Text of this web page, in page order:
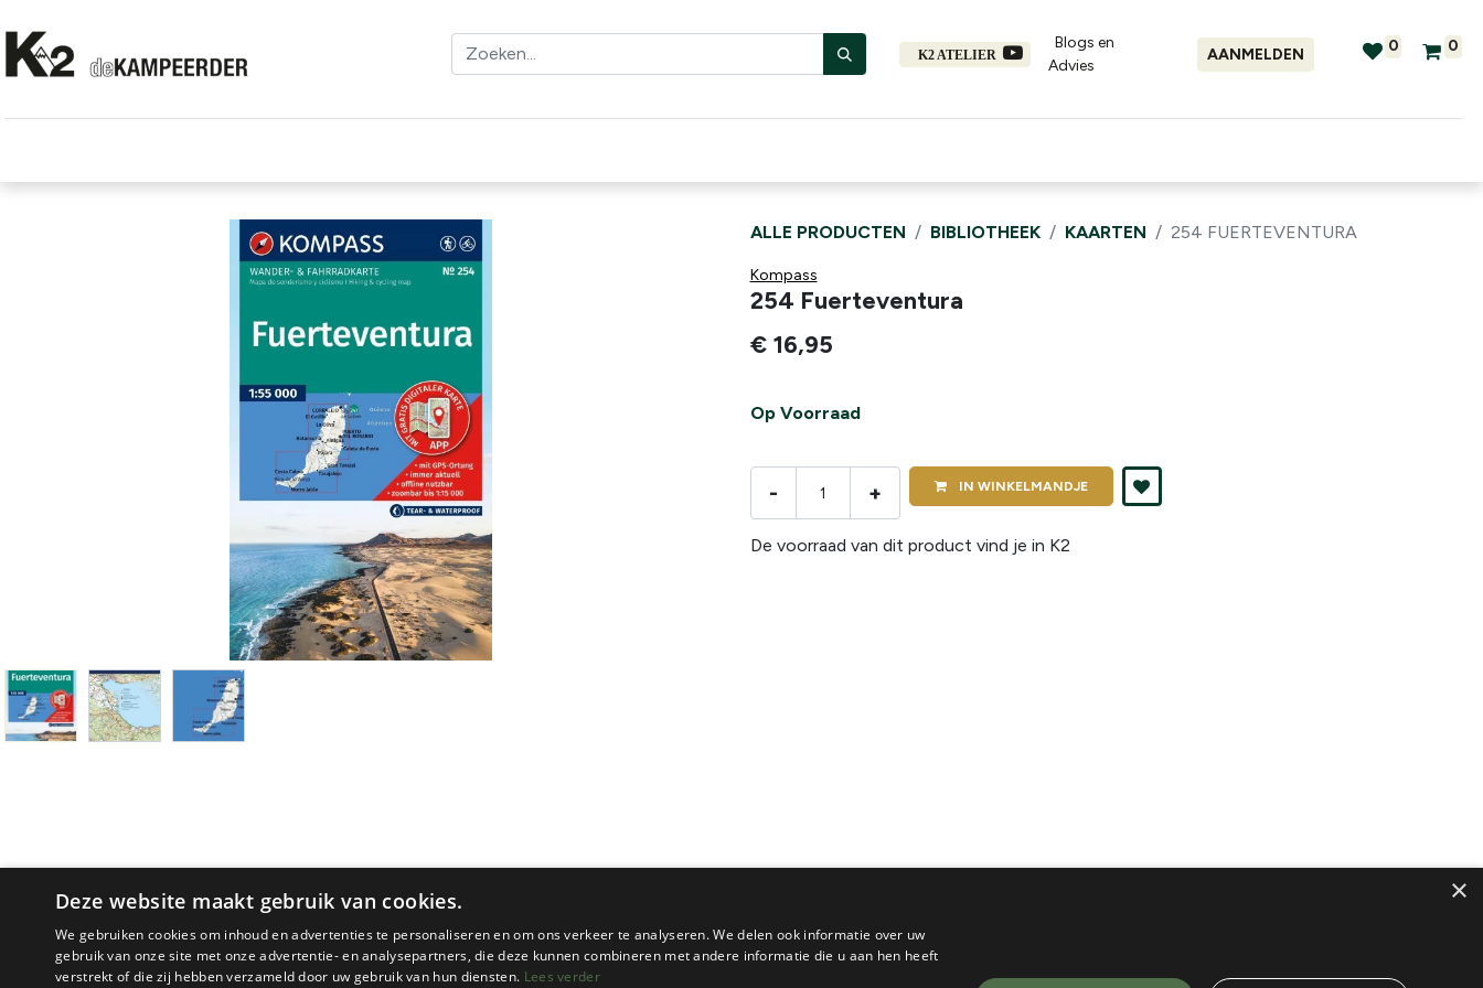
K2 ATELIER
Blogs en
Advies​
AANMELDEN 0 0
ALLE PRODUCTEN BIBLIOTHEEK KAARTEN 254 FUERTEVENTURA
Kompass
254 Fuerteventura
€ 16,95
Op Voorraad
- + IN WINKELMANDJE
De voorraad van dit product vind je in K2
PRODUCTOMSCHRIJVING
×
Deze website maakt gebruik van cookies.
We gebruiken cookies om inhoud en advertenties te personaliseren en om ons verkeer te analyseren. We delen ook informatie over uw
gebruik van onze site met onze advertentie- en analysepartners, die deze kunnen combineren met andere informatie die u aan hen heeft
verstrekt of die zij hebben verzameld door uw gebruik van hun diensten. Lees verder